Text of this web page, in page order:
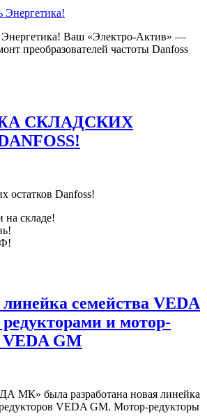
Энергетика! Ваш «Электро-Актив» —
преобразователей частоты Danfoss
СКЛАДСКИХ
остатков Danfoss!
на складе!
семейства VEDA
и мотор-
VEDA GM
МК» была разработана новая линейка
VEDA GM. Мотор-редукторы